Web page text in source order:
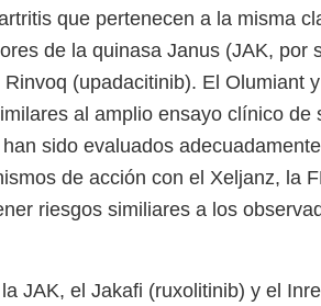
que pertenecen a la misma
de la quinasa Janus (JAK, por
(upadacitinib). El Olumiant
al amplio ensayo clínico de
sido evaluados
de acción con el Xeljanz, la
riesgos similiares a los
JAK, el Jakafi (ruxolitinib) y el